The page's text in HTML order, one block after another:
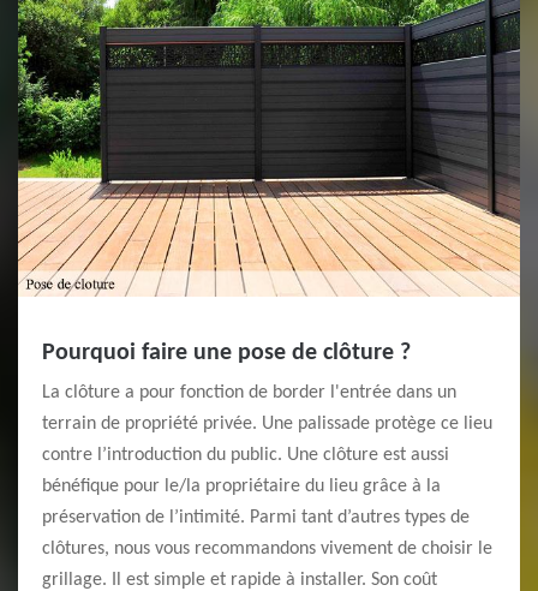
Pourquoi faire une pose de clôture ?
La clôture a pour fonction de border l'entrée dans un
terrain de propriété privée. Une palissade protège ce lieu
contre l’introduction du public. Une clôture est aussi
bénéfique pour le/la propriétaire du lieu grâce à la
préservation de l’intimité. Parmi tant d’autres types de
clôtures, nous vous recommandons vivement de choisir le
grillage. Il est simple et rapide à installer. Son coût